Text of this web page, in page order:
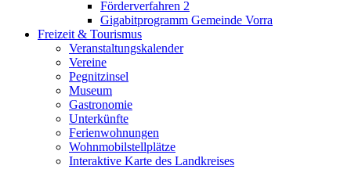
Förderverfahren 2
Gigabitprogramm Gemeinde Vorra
Freizeit & Tourismus
Veranstaltungskalender
Vereine
Pegnitzinsel
Museum
Gastronomie
Unterkünfte
Ferienwohnungen
Wohnmobilstellplätze
Interaktive Karte des Landkreises